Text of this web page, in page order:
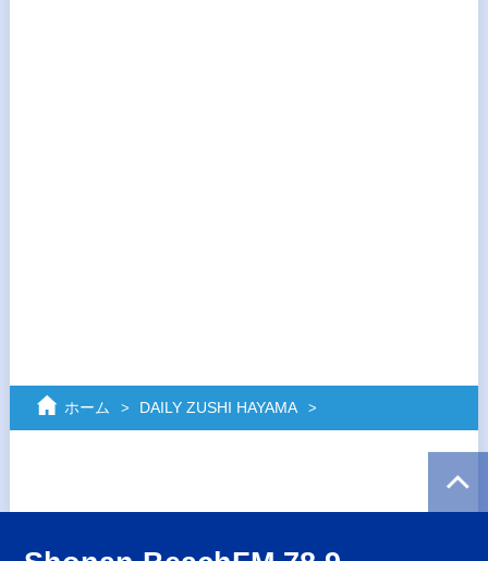
ホーム DAILY ZUSHI HAYAMA